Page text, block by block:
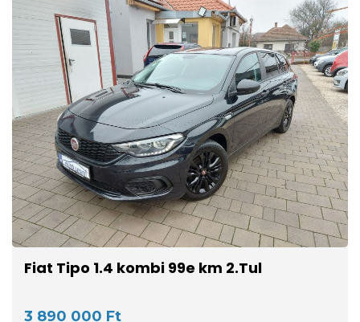
Fiat Tipo 1.4 kombi 99e km 2.Tul
3 890 000 Ft